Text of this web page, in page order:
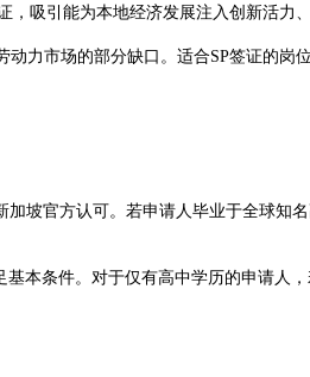
吸引能为本地经济发展注入创新活力
市场的部分缺口。适合SP签证的岗
官方认可。若申请人毕业于全球知
条件。对于仅有高中学历的申请人